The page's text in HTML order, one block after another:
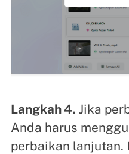
Langkah 4. Jika
Anda harus
perbaikan lanjutan.